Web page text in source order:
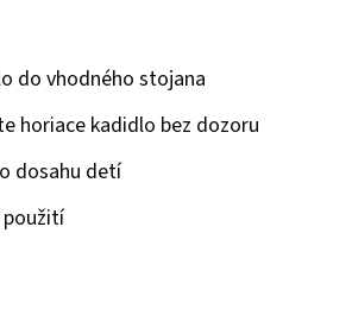
do vhodného stojana
horiace kadidlo bez dozoru
dosahu detí